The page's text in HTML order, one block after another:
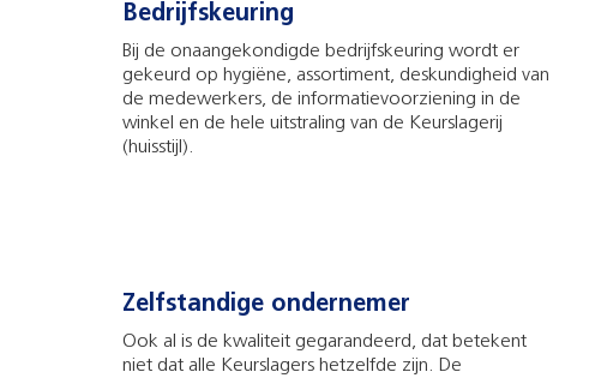
Bedrijfskeuring
Bij de onaangekondigde bedrijfskeuring wordt er
gekeurd op hygiëne, assortiment, deskundigheid van
de medewerkers, de informatievoorziening in de
winkel en de hele uitstraling van de Keurslagerij
(huisstijl).
Zelfstandige ondernemer
Ook al is de kwaliteit gegarandeerd, dat betekent
niet dat alle Keurslagers hetzelfde zijn. De